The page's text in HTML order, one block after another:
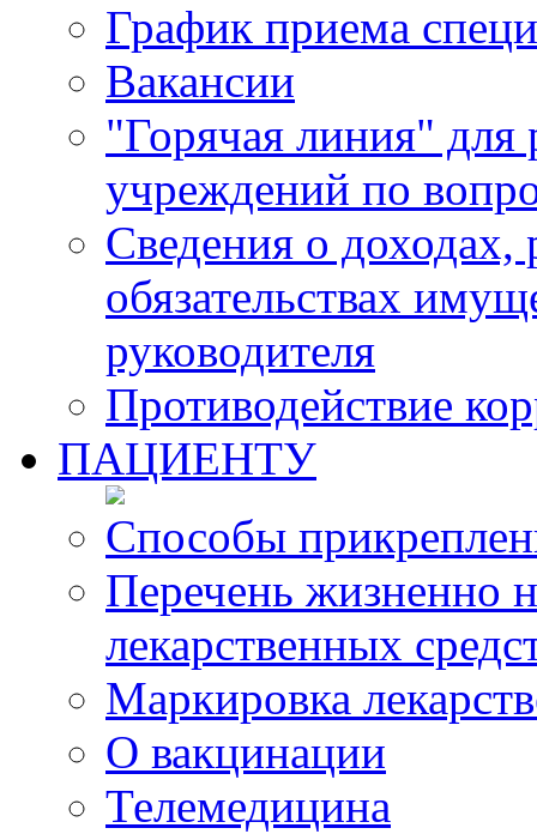
График приема
Вакансии
"Горячая линия"
учреждений по
Сведения о доходах,
обязательствах
руководителя
Противодействие
ПАЦИЕНТУ
Способы
Перечень жизненно
лекарственных
Маркировка
О вакцинации
Телемедицина